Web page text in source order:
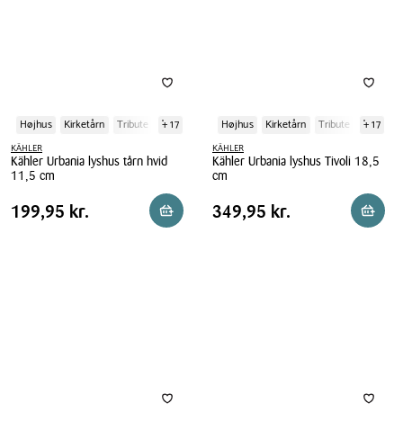
Højhus Kirketårn Tribute + 17
KÄHLER
Kähler Urbania lyshus tårn hvid
11,5 cm
Kähler
Urbania
Pris
Pris 199,95 kr.
199,95 kr. Reservér i butik
Højhus Kirketårn Tribute + 17
KÄHLER
Kähler Urbania lyshus Tivoli 18,5
cm
Kähler
Urbania
Pris
Pris 349,95 kr.
349,95 kr.